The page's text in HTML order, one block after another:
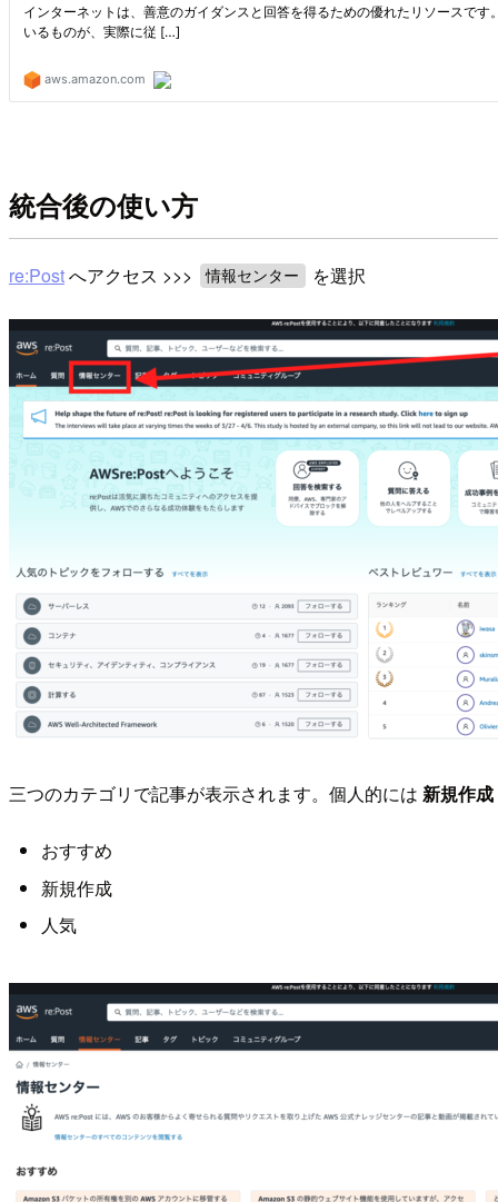
統合後の使い方
re:Postへアクセス >>> 情報センター を選択
三つのカテゴリで記事が表示されます。個人的には 新規作成
おすすめ
新規作成
人気